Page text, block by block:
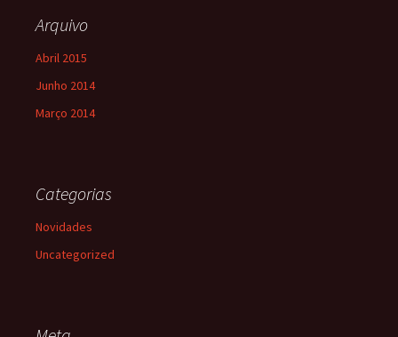
Arquivo
Abril 2015
Junho 2014
Março 2014
Categorias
Novidades
Uncategorized